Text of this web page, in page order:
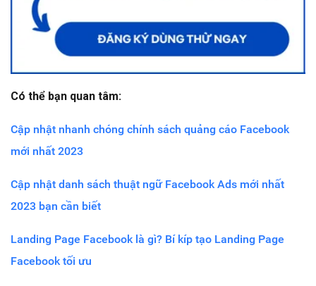
Có thể bạn quan tâm:
Cập nhật nhanh chóng chính sách quảng cáo Facebook
mới nhất 2023
Cập nhật danh sách thuật ngữ Facebook Ads mới nhất
2023 bạn cần biết
Landing Page Facebook là gì? Bí kíp tạo Landing Page
Facebook tối ưu